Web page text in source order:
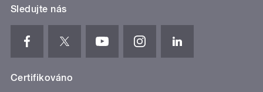
Sledujte nás
Certifikováno